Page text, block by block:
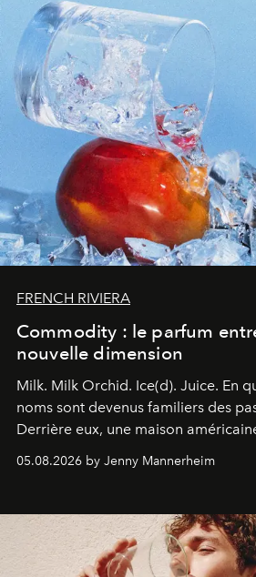
FRENCH RIVIERA
Commodity : le parfum
nouvelle dimension
Milk. Milk Orchid. Ice(d). Juice. En
noms sont devenus familiers des
Derrière eux, une maison
codes de la parfumerie
une approche aussi intuitive que
05.08.2026 by Jenny Mannerheim